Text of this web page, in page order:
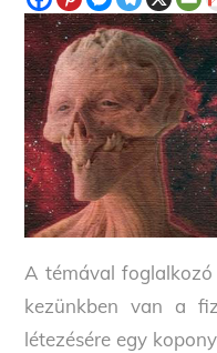
A témával
kezünkben van a
létezésére egy